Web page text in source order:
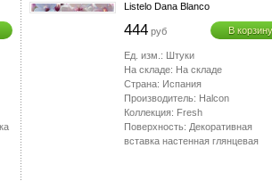
Listelo Dana Blanco
444 руб В корзину
Ед. изм.: Штуки
На складе: На складе
Страна: Испания
Производитель: Halcon
Коллекция: Fresh
Поверхность: Декоративная
вставка настенная глянцевая